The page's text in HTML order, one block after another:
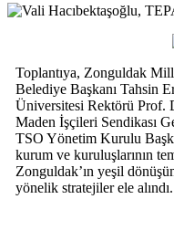
Toplantıya, Zonguldak
Belediye Başkanı Tahsin
Üniversitesi Rektörü Prof.
Maden İşçileri Sendikası
TSO Yönetim Kurulu
kurum ve kuruluşlarının
Zonguldak’ın yeşil
yönelik stratejiler ele alındı.